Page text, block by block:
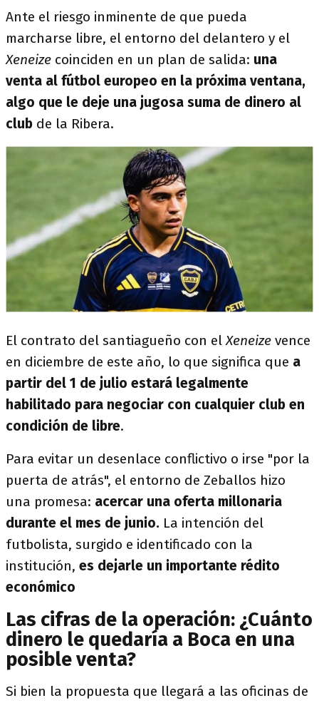
Ante el riesgo inminente de que pueda
marcharse libre, el entorno del delantero y el
Xeneize coinciden en un plan de salida: una
venta al fútbol europeo en la próxima ventana,
algo que le deje una jugosa suma de dinero al
club de la Ribera.
El contrato del santiagueño con elXeneize vence
en diciembre de este año, lo que significa que a
partir del 1 de julio estará legalmente
habilitado para negociar con cualquier club en
condición de libre.
Para evitar un desenlace conflictivo o irse "por la
puerta de atrás", el entorno de Zeballos hizo
una promesa: acercar una oferta millonaria
durante el mes de junio. La intención del
futbolista, surgido e identificado con la
institución, es dejarle un importante rédito
económico
Las cifras de la operación: ¿Cuánto
dinero le quedaría a Boca en una
posible venta?
Si bien la propuesta que llegará a las oficinas de